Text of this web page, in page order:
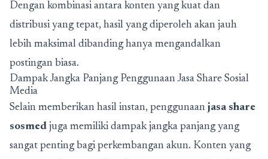
Dengan kombinasi antara konten yang kuat dan
distribusi yang tepat, hasil yang diperoleh akan jauh
lebih maksimal dibanding hanya mengandalkan
postingan biasa.
Dampak Jangka Panjang Penggunaan Jasa Share Sosial
Media
Selain memberikan hasil instan, penggunaan jasa share
sosmed juga memiliki dampak jangka panjang yang
sangat penting bagi perkembangan akun. Konten yang